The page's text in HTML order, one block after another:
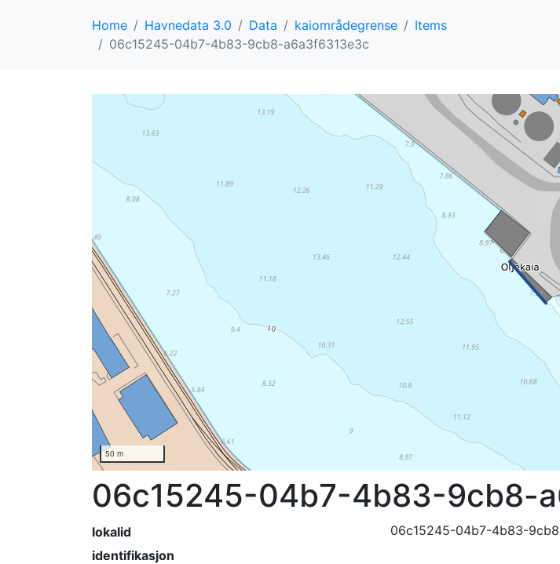
Home Havnedata 3.0 Data kaiområdegrense
Items
06c15245-04b7-4b83-9cb8-a6a3f6313e3c
50 m
06c15245-04b7-4b83-9cb8-
lokalid
06c15245-04b7-4b83-
identifikasjon